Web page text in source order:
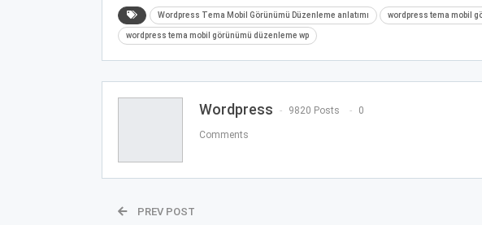
Wordpress Tema Mobil Görünümü Düzenleme anlatımı wordpress tema mobil
wordpress tema mobil görünümü düzenleme wp
Wordpress 9820 Posts 0
Comments
PREV POST